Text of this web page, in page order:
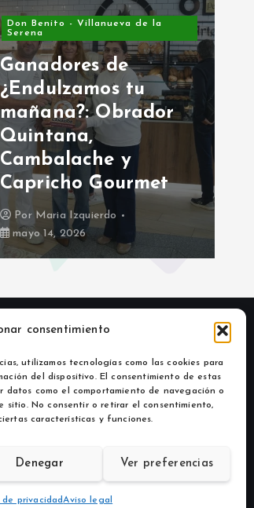
consentimiento
utilizamos tecnologías como las cookies para
del dispositivo. El consentimiento de estas
datos como el comportamiento de navegación o
sitio. No consentir o retirar el consentimiento,
características y funciones.
Denegar Ver preferencias
de privacidadAviso legal
Don Benito - Villanueva de la
Serena
Ganadores de
¿Endulzamos tu
mañana?: Obrador
Quintana,
Cambalache y
Capricho Gourmet
Por Maria Izquierdo
mayo 14, 2026